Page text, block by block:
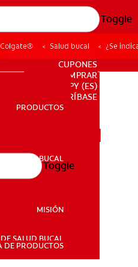
Toggle
PRODUCTOS
SALUD BUCAL
PARA PROFESIONALES
CUPONES
DONDE COMPRAR
PY (ES)
SUSCRÍBASE
PRODUCTOS
SALUD BUCAL
MISIÓN
SALUD BUCAL
DE PRODUCTOS
Toggle
Colgate® Salud bucal ¿Se
dental
ti?